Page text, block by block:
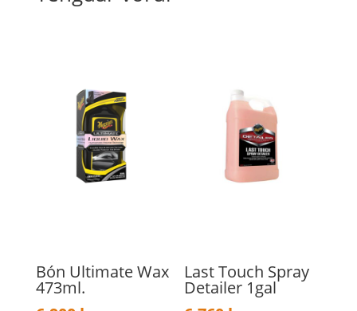
Bón Ultimate Wax
473ml.
Last Touch Spray
Detailer 1gal